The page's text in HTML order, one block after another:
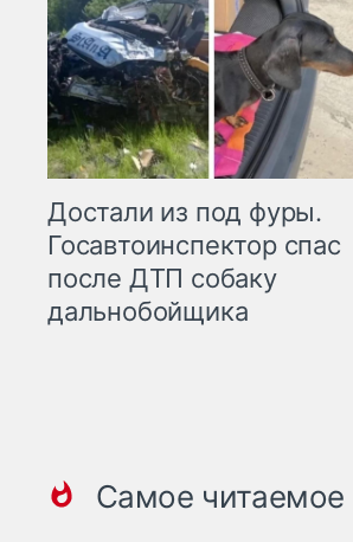
Достали из под фуры.
Госавтоинспектор спас
после ДТП собаку
дальнобойщика
Самое читаемое